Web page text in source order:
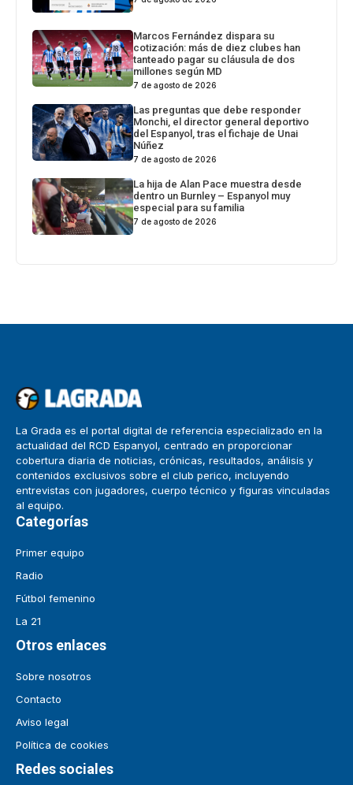
Marcos Fernández dispara su
cotización: más de diez clubes han
tanteado pagar su cláusula de dos
millones según MD
7 de agosto de 2026
Las preguntas que debe responder
Monchi, el director general deportivo
del Espanyol, tras el fichaje de Unai
Núñez
7 de agosto de 2026
La hija de Alan Pace muestra desde
dentro un Burnley – Espanyol muy
especial para su familia
7 de agosto de 2026
La Grada es el portal digital de referencia especializado en la
actualidad del RCD Espanyol, centrado en proporcionar
cobertura diaria de noticias, crónicas, resultados, análisis y
contenidos exclusivos sobre el club perico, incluyendo
entrevistas con jugadores, cuerpo técnico y figuras vinculadas
al equipo.
Categorías
Primer equipo
Radio
Fútbol femenino
La 21
Otros enlaces
Sobre nosotros
Contacto
Aviso legal
Política de cookies
Redes sociales